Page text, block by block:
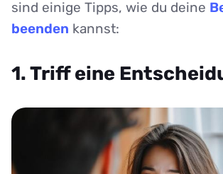
sind einige Tipps, wie du deine
beenden kannst:
1. Triff eine